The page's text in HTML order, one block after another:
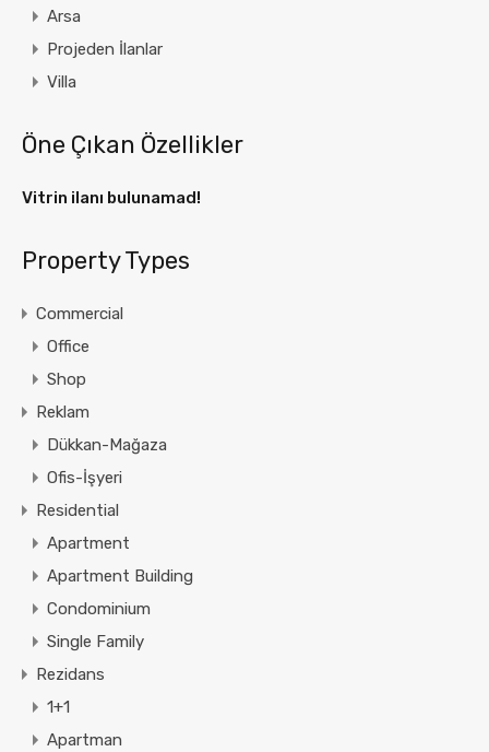
Arsa
Projeden İlanlar
Villa
Öne Çıkan Özellikler
Vitrin ilanı bulunamad!
Property Types
Commercial
Office
Shop
Reklam
Dükkan-Mağaza
Ofis-İşyeri
Residential
Apartment
Apartment Building
Condominium
Single Family
Rezidans
1+1
Apartman